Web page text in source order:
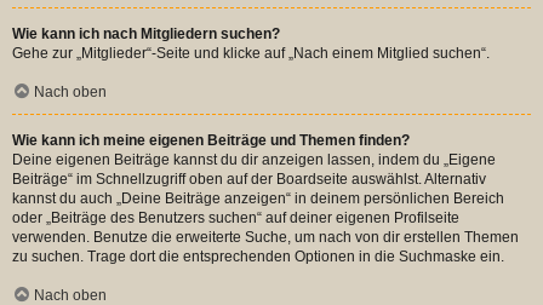
Wie kann ich nach Mitgliedern suchen?
Gehe zur „Mitglieder“-Seite und klicke auf „Nach einem Mitglied suchen“.
Nach oben
Wie kann ich meine eigenen Beiträge und Themen finden?
Deine eigenen Beiträge kannst du dir anzeigen lassen, indem du „Eigene
Beiträge“ im Schnellzugriff oben auf der Boardseite auswählst. Alternativ
kannst du auch „Deine Beiträge anzeigen“ in deinem persönlichen Bereich
oder „Beiträge des Benutzers suchen“ auf deiner eigenen Profilseite
verwenden. Benutze die erweiterte Suche, um nach von dir erstellen Themen
zu suchen. Trage dort die entsprechenden Optionen in die Suchmaske ein.
Nach oben